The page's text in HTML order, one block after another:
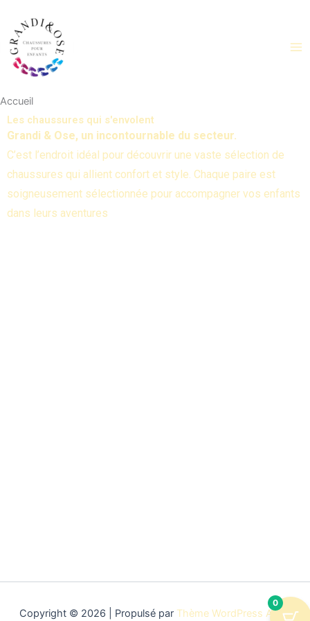
contenu
Accueil
Les chaussures qui s'envolent
Grandi & Ose, un incontournable du secteur.
C’est l’endroit idéal pour découvrir une vaste sélection de
chaussures qui allient confort et style. Chaque paire est
soigneusement sélectionnée pour accompagner vos enfants
dans leurs aventures
Copyright © 2026 | Propulsé par Thème WordPress Astra
0